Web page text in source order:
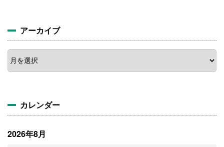
アーカイブ
ア
ー
カ
カレンダー
2026年8月